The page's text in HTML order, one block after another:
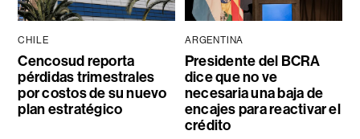
CHILE
Cencosud reporta
pérdidas trimestrales
por costos de su nuevo
plan estratégico
ARGENTINA
Presidente del BCRA
dice que no ve
necesaria una baja de
encajes para reactivar el
crédito